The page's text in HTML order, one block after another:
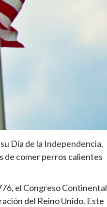
Día de la Independencia.
de comer perros calientes
el Congreso Continental
del Reino Unido. Este